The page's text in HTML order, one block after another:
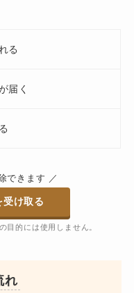
る
届く
できます ／
受け取る
目的には使用しません。
れ